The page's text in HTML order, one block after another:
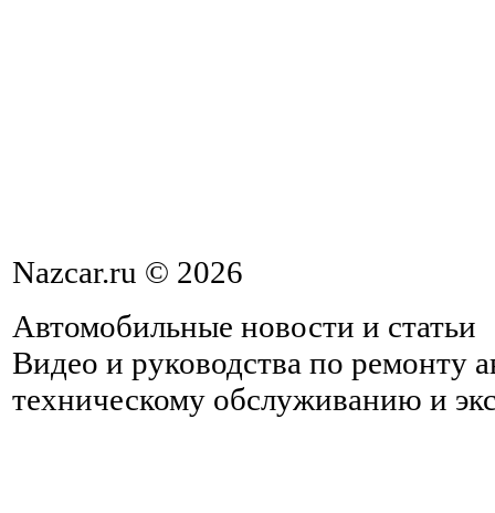
Nazcar.ru © 2026
Автомобильные новости и статьи
Видео и руководства по ремонту
техническому обслуживанию и